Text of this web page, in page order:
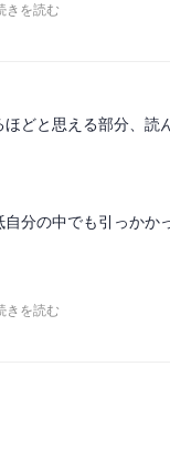
それをやってみよう
やめられない人とか
能感や、「快・不快
は合わなかったよう
いうのはわかるが、
になるから歪む、と
、それでいいのだろ
きを読む
どと思える部分、読
分の中でも引っかか
をやっているんだと
。
きを読む